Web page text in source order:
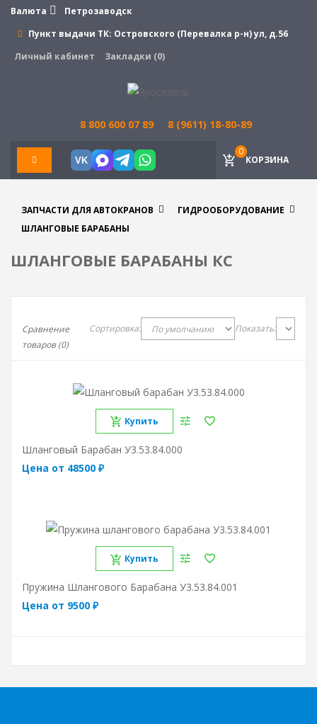
Валюта
Петрозаводск
Пункт выдачи ТК: Островского (Перевалка р-н) ул, д.56
Личный кабинет
Закладки (0)
8 800 600 07 89 8 (9611) 18-80-89
VK КОРЗИНА
0
ЗАПЧАСТИ ДЛЯ АВТОКРАНОВ
ГИДРООБОРУДОВАНИЕ
ШЛАНГОВЫЕ БАРАБАНЫ
ШЛАНГОВЫЕ БАРАБАНЫ КС
Сравнение
товаров (0)
Сортировка: Показать:
Купить
Шланговый Барабан У3.53.84.000
Цена от 48500 ₽
Купить
Пружина Шлангового Барабана У3.53.84.001
Цена от 9500 ₽